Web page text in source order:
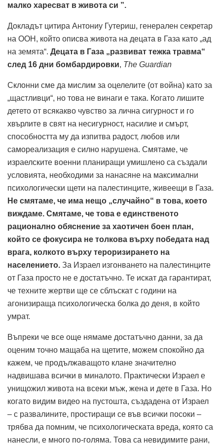
малко харесват в живота си ”.
Докладът цитира Антониу Гутериш, генерален секретар
на ООН, който описва живота на децата в Газа като „ад
на земята“. Децата в Газа „развиват тежка травма“
след 16 дни бомбардировки, The Guardian
Склонни сме да мислим за оцелелите (от война) като за
„щастливци“, но това не винаги е така. Когато лишите
детето от всякакво чувство за лична сигурност и го
хвърлите в свят на несигурност, насилие и смърт,
способността му да изпитва радост, любов или
самореализация е силно нарушена. Смятаме, че
израелските военни планиращи умишлено са създали
условията, необходими за нанасяне на максимални
психологически щети на палестинците, живеещи в Газа.
Не смятаме, че има нещо „случайно“ в това, което
виждаме. Смятаме, че това е единственото
рационално обяснение за хаотичен боен план,
който се фокусира не толкова върху победата над
врага, колкото върху тероризирането на
населението. За Израел изгонването на палестинците
от Газа просто не е достатъчно. Те искат да гарантират,
че техните жертви ще се сблъскат с години на
агонизираща психологическа болка до деня, в който
умрат.
Въпреки че все още нямаме достатъчно данни, за да
оценим точно мащаба на щетите, можем спокойно да
кажем, че продължаващото клане значително
надвишава всички в миналото. Практически Израел е
унищожил живота на всеки мъж, жена и дете в Газа. Но
когато видим видео на пустошта, създадена от Израел
– с развалините, простиращи се във всички посоки –
трябва да помним, че психологическата вреда, която са
нанесли, е много по-голяма. Това са невидимите рани,